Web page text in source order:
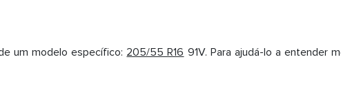
um modelo específico: 205/55 R16 91V. Para ajudá-lo a entender